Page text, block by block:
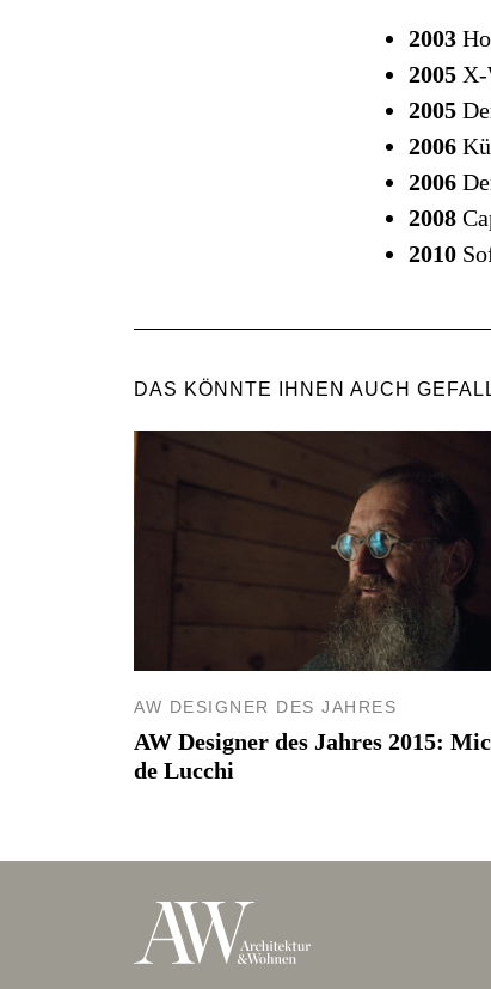
2003
2005 X-
2005
2006
2006
2008
2010
DAS KÖNNTE IHNEN AUCH
AW DESIGNER DES JAHRES
AW Designer des Jahres 2015:
de Lucchi